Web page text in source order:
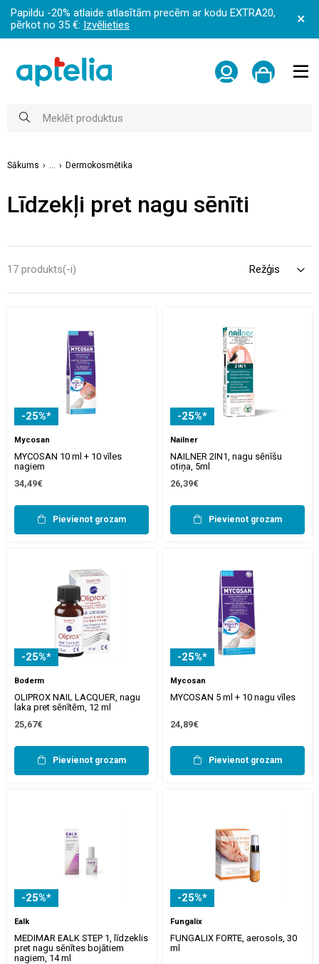
Papildu -20% atlaide atlasītām precēm ar kodu EXTRA20,
pērkot no 35 €: Izvēlieties
Sākums Dermokosmētika
Līdzekļi pret nagu sēnīti
17 produkts(-i)
-25%*
Mycosan
MYCOSAN 10 ml + 10 vīles
nagiem
34,49€
Pievienot grozam
-25%*
Nailner
NAILNER 2IN1, nagu sēnīšu
otiņa, 5ml
26,39€
Pievienot grozam
-25%*
Boderm
OLIPROX NAIL LACQUER, nagu
laka pret sēnītēm, 12 ml
25,67€
Pievienot grozam
-25%*
Mycosan
MYCOSAN 5 ml + 10 nagu vīles
24,89€
Pievienot grozam
-25%*
Ealk
MEDIMAR EALK STEP 1, līdzeklis
pret nagu sēnītes bojātiem
nagiem, 14 ml
-25%*
Fungalix
FUNGALIX FORTE, aerosols, 30
ml